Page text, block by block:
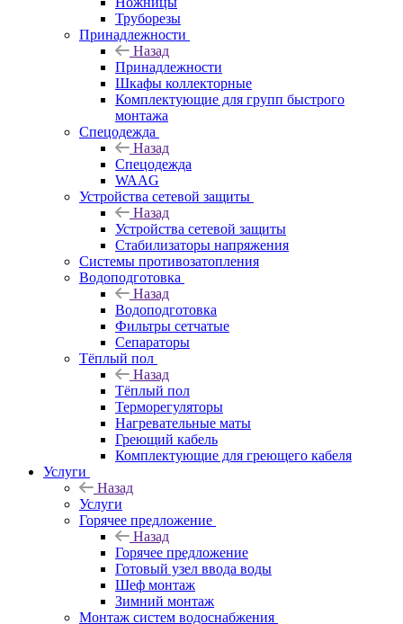
Труборезы
Принадлежности
Назад
Принадлежности
Шкафы коллекторные
Комплектующие для групп быстрого
монтажа
Спецодежда
Назад
Спецодежда
WAAG
Устройства сетевой защиты
Назад
Устройства сетевой защиты
Стабилизаторы напряжения
Системы противозатопления
Водоподготовка
Назад
Водоподготовка
Фильтры сетчатые
Сепараторы
Тёплый пол
Назад
Тёплый пол
Терморегуляторы
Нагревательные маты
Греющий кабель
Комплектующие для греющего кабеля
Услуги
Назад
Услуги
Горячее предложение
Назад
Горячее предложение
Готовый узел ввода воды
Шеф монтаж
Зимний монтаж
Монтаж систем водоснабжения